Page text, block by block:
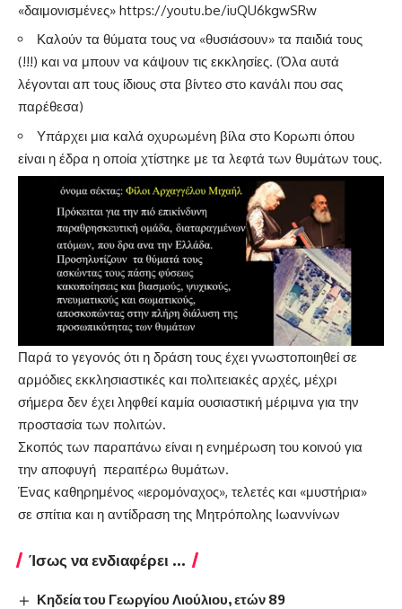
«δαιμονισμένες» https://youtu.be/iuQU6kgwSRw
Καλούν τα θύματα τους να «θυσιάσουν» τα παιδιά τους
(!!!) και να μπουν να κάψουν τις εκκλησίες. (Όλα αυτά
λέγονται απ τους ίδιους στα βίντεο στο κανάλι που σας
παρέθεσα)
Υπάρχει μια καλά οχυρωμένη βίλα στο Κορωπι όπου
είναι η έδρα η οποία χτίστηκε με τα λεφτά των θυμάτων τους.
Παρά το γεγονός ότι η δράση τους έχει γνωστοποιηθεί σε
αρμόδιες εκκλησιαστικές και πολιτειακές αρχές, μέχρι
σήμερα δεν έχει ληφθεί καμία ουσιαστική μέριμνα για την
προστασία των πολιτών.
Σκοπός των παραπάνω είναι η ενημέρωση του κοινού για
την αποφυγή περαιτέρω θυμάτων.
Ένας καθηρημένος «ιερομόναχος», τελετές και «μυστήρια»
σε σπίτια και η αντίδραση της Μητρόπολης Ιωαννίνων
Ίσως να ενδιαφέρει ...
Κηδεία του Γεωργίου Λιούλιου, ετών 89